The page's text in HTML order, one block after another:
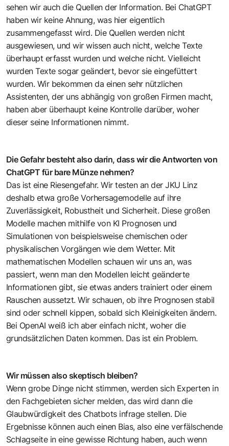
sehen wir auch die Quellen der Information. Bei ChatGPT
haben wir keine Ahnung, was hier eigentlich
zusammengefasst wird. Die Quellen werden nicht
ausgewiesen, und wir wissen auch nicht, welche Texte
überhaupt erfasst wurden und welche nicht. Vielleicht
wurden Texte sogar geändert, bevor sie eingefüttert
wurden. Wir bekommen da einen sehr nützlichen
Assistenten, der uns abhängig von großen Firmen macht,
haben aber überhaupt keine Kontrolle darüber, woher
dieser seine Informationen nimmt.
Die Gefahr besteht also darin, dass wir die Antworten von
ChatGPT für bare Münze nehmen?
Das ist eine Riesengefahr. Wir testen an der JKU Linz
deshalb etwa große Vorhersagemodelle auf ihre
Zuverlässigkeit, Robustheit und Sicherheit. Diese großen
Modelle machen mithilfe von KI Prognosen und
Simulationen von beispielsweise chemischen oder
physikalischen Vorgängen wie dem Wetter. Mit
mathematischen Modellen schauen wir uns an, was
passiert, wenn man den Modellen leicht geänderte
Informationen gibt, sie etwas anders trainiert oder einem
Rauschen aussetzt. Wir schauen, ob ihre Prognosen stabil
sind oder schnell kippen, sobald sich Kleinigkeiten ändern.
Bei OpenAI weiß ich aber einfach nicht, woher die
grundsätzlichen Daten kommen. Das ist ein Problem.
Wir müssen also skeptisch bleiben?
Wenn grobe Dinge nicht stimmen, werden sich Experten in
den Fachgebieten sicher melden, das wird dann die
Glaubwürdigkeit des Chatbots infrage stellen. Die
Ergebnisse können auch einen Bias, also eine verfälschende
Schlagseite in eine gewisse Richtung haben, auch wenn